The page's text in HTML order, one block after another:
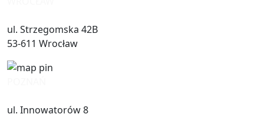
ul. Strzegomska 42B
53-611 Wrocław
ul. Innowatorów 8